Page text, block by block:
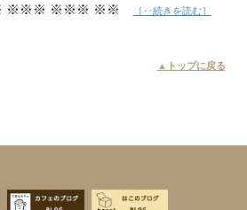
※※※ ※※※ ※※
［‥続きを読む］
▲トップに戻る